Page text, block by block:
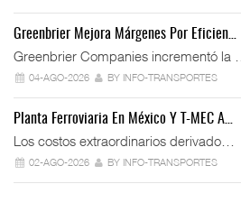
Greenbrier Mejora Márgenes Por Eficien…
Greenbrier Companies incrementó la …
04-AGO-2026 BY INFO-TRANSPORTES
Planta Ferroviaria En México Y T-MEC A…
Los costos extraordinarios derivado…
02-AGO-2026 BY INFO-TRANSPORTES